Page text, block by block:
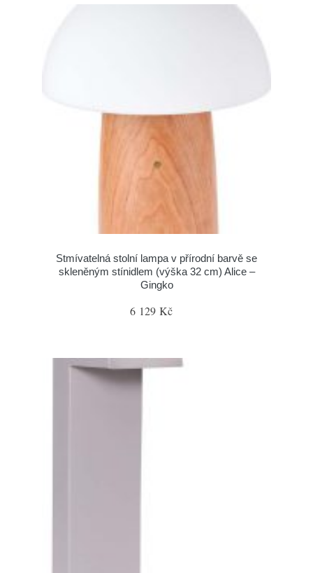
Stmívatelná stolní lampa v přírodní barvě se
skleněným stínidlem (výška 32 cm) Alice –
Gingko
6 129 Kč